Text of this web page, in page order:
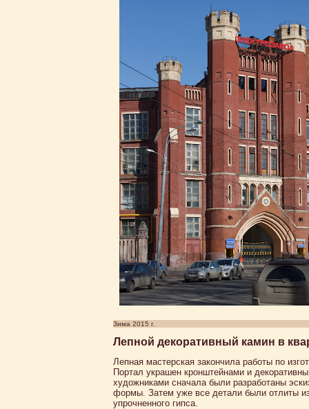
Зима 2015 г.
Лепной декоративный камин в
Лепная мастерская закончила работы по
Портал украшен кронштейнами и
художниками сначала были разработаны
формы. Затем уже все детали были отлиты
упрочненного гипса.